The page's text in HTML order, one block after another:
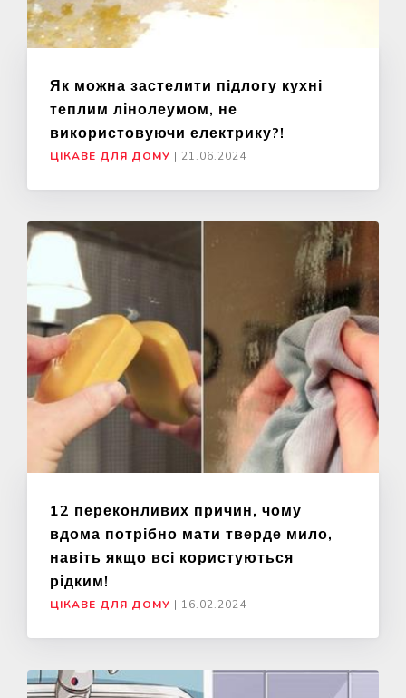
Як можна застелити підлогу кухні
теплим лінолеумом, не
використовуючи електрику?!
ЦІКАВЕ ДЛЯ ДОМУ | 21.06.2024
12 переконливих причин, чому
вдома потрібно мати тверде мило,
навіть якщо всі користуються
рідким!
ЦІКАВЕ ДЛЯ ДОМУ | 16.02.2024